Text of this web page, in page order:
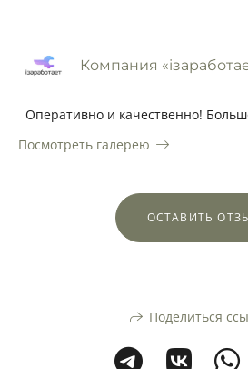
Компания
Оперативно и качественно!
Посмотреть галерею
ОСТАВИТЬ
Поделиться